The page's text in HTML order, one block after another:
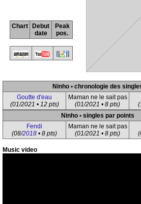
Chart
Debut
date
Peak
pos.
Ninho • chronologie des
Goutte d'eau
(01/2021 • 12 pts)
Maman ne le sait pas
(01/2021 • 8 pts)
Ninho • singles par points
Fendi
(08/2018 • 8 pts)
Maman ne le sait pas
(01/2021 • 8 pts)
Music video